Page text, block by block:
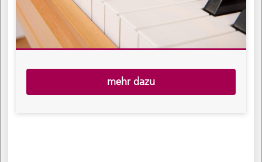
mehr dazu